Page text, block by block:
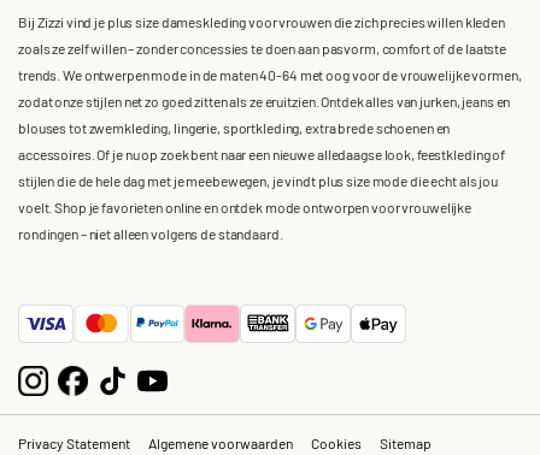
Bij Zizzi vind je plus size dameskleding voor vrouwen die zich precies willen kleden
zoals ze zelf willen – zonder concessies te doen aan pasvorm, comfort of de laatste
trends. We ontwerpen mode in de maten 40-64 met oog voor de vrouwelijke vormen,
zodat onze stijlen net zo goed zitten als ze eruitzien. Ontdek alles van jurken, jeans en
blouses tot zwemkleding, lingerie, sportkleding, extra brede schoenen en
accessoires. Of je nu op zoek bent naar een nieuwe alledaagse look, feestkleding of
stijlen die de hele dag met je meebewegen, je vindt plus size mode die echt als jou
voelt. Shop je favorieten online en ontdek mode ontworpen voor vrouwelijke
rondingen – niet alleen volgens de standaard.
Privacy Statement Algemene voorwaarden Cookies Sitemap